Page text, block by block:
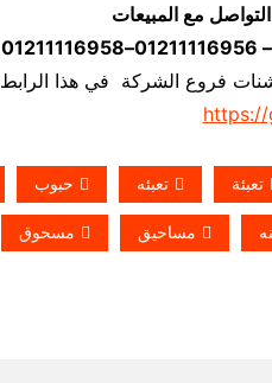
مع المبيعات
فروع الشركة في هذا الرابط
https://
تعبئة تعبئه حبوب
مساحيق مسحوق